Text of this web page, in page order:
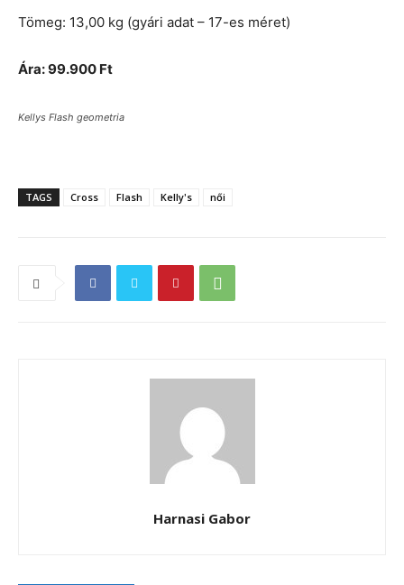
Tömeg: 13,00 kg (gyári adat – 17-es méret)
Ára: 99.900 Ft
Kellys Flash geometria
TAGS Cross Flash Kelly's női
Harnasi Gabor